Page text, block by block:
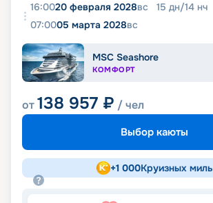
16:0020 февраля 2028вс 15 дн/14 нч
07:0005 марта 2028вс
MSC Seashore
КОМФОРТ
от138 957 ₽ / чел
Выбор каюты
+1 000Круизных миль